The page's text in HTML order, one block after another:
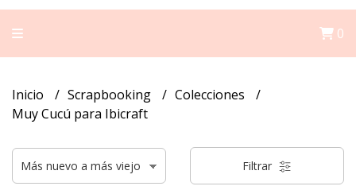
0
Inicio Scrapbooking
Colecciones
Muy Cucú para Ibicraft
Filtrar